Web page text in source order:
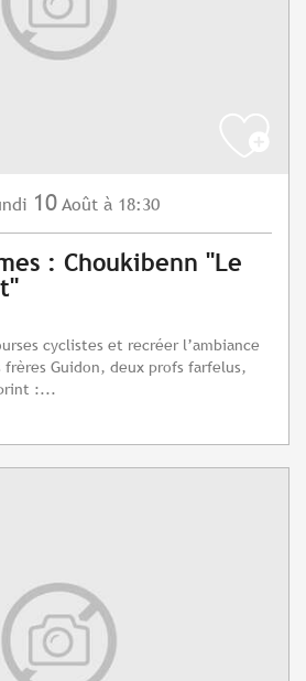
10 Août à 18:30
: Choukibenn "Le
cyclistes et recréer l’ambiance
frères Guidon, deux profs farfelus,
:...